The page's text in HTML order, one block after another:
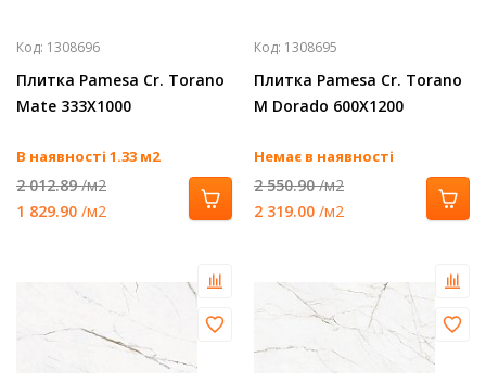
Код: 1308696
Плитка Pamesa Cr. Torano
Mate 333Х1000
В наявності 1.33 м2
2 012.89/м2
1 829.90 /м2
Код: 1308695
Плитка Pamesa Cr. Torano
M Dorado 600Х1200
Немає в наявності
2 550.90/м2
2 319.00 /м2